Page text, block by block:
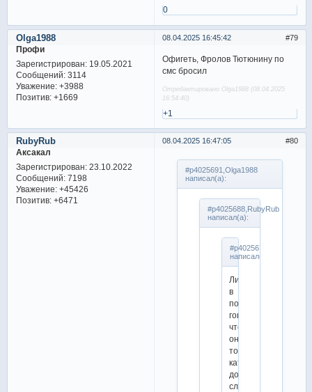
0
79
08.04.2025 16:45:42
Olga1988
Профи
Зарегистрирован: 19.05.2021
Сообщений:3114
Уважение: +3988
Позитив: +1669
Офигеть, Фролов Тютюнину по
смс бросил
Отредактировано Olga1988 (08.04.2025
16:54:40)
+1
80
08.04.2025 16:47:05
RubyRub
Аксакал
Зарегистрирован: 23.10.2022
Сообщений:7198
Уважение: +45426
Позитив: +6471
#p4025691,Olga1988
написал(а):
#p4025688,RubyRub
написал(а):
#p4025676,Olga1988
написал(а):
Лиза
в
подкасте
говорила,
что
они
точно
кататься
до
след.